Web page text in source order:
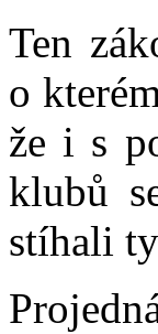
Ten
o
že i s
klubů
stíhali